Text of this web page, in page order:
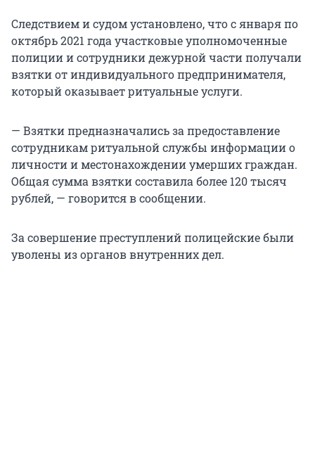
Следствием и судом установлено, что с января по
октябрь 2021 года участковые уполномоченные
полиции и сотрудники дежурной части получали
взятки от индивидуального предпринимателя,
который оказывает ритуальные услуги.
— Взятки предназначались за предоставление
сотрудникам ритуальной службы информации о
личности и местонахождении умерших граждан.
Общая сумма взятки составила более 120 тысяч
рублей, — говорится в сообщении.
За совершение преступлений полицейские были
уволены из органов внутренних дел.